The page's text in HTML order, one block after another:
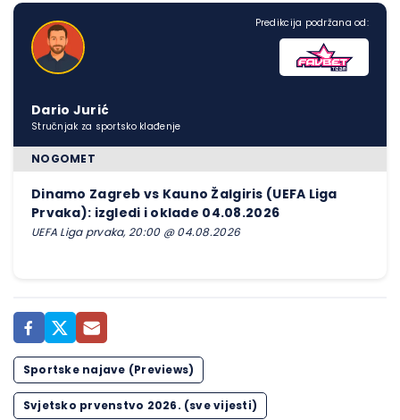
Predikcija podržana od:
Dario Jurić
Stručnjak za sportsko klađenje
NOGOMET
Dinamo Zagreb vs Kauno Žalgiris (UEFA Liga
Prvaka): izgledi i oklade 04.08.2026
UEFA Liga prvaka, 20:00 @ 04.08.2026
Sportske najave (Previews)
Svjetsko prvenstvo 2026. (sve vijesti)